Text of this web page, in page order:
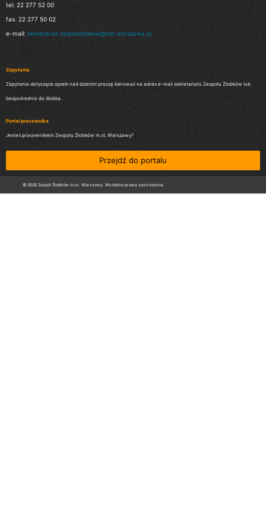
tel. 22 277 52 00
fax. 22 277 50 02
e-mail: sekretariat.zespolzlobkow@um.warszawa.pl
Zapytania
Zapytania dotyczące opieki nad dziećmi proszę kierować na adres e-mail sekretariatu Zespołu Żłobków lub
bezpośrednio do żłobka.
Portal pracownika
Jesteś pracownikiem Zespołu Żłobków m.st. Warszawy?
Przejdź do portalu
© 2026 Zespół Żłobków m.st. Warszawy. Wszelkie prawa zastrzeżone